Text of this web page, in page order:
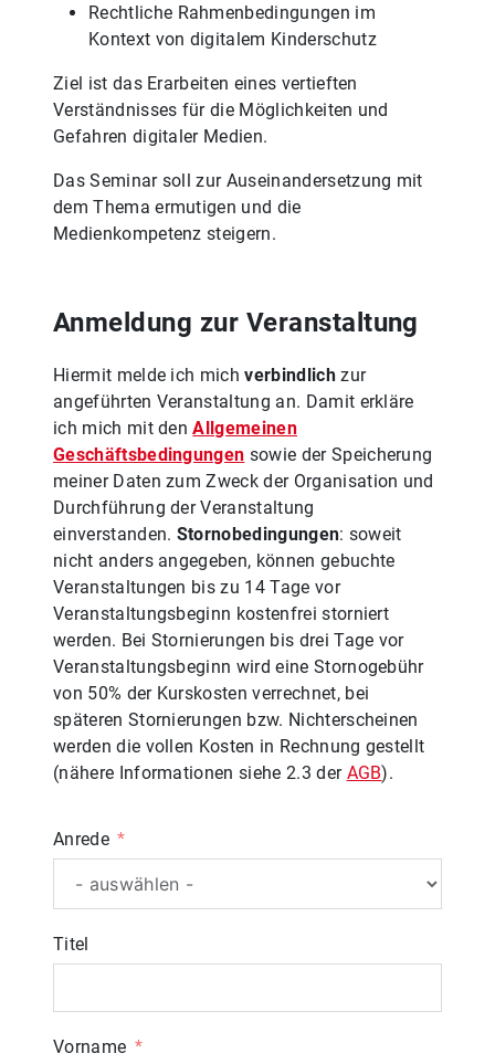
Rechtliche Rahmenbedingungen im
Kontext von digitalem Kinderschutz
Ziel ist das Erarbeiten eines vertieften
Verständnisses für die Möglichkeiten und
Gefahren digitaler Medien.
Das Seminar soll zur Auseinandersetzung mit
dem Thema ermutigen und die
Medienkompetenz steigern.
Anmeldung zur Veranstaltung
Hiermit melde ich michverbindlichzur
angeführten Veranstaltung an. Damit erkläre
ich mich mit denAllgemeinen
Geschäftsbedingungen sowie der Speicherung
meiner Daten zum Zweck der Organisation und
Durchführung der Veranstaltung
einverstanden. Stornobedingungen: soweit
nicht anders angegeben, können gebuchte
Veranstaltungen bis zu 14 Tage vor
Veranstaltungsbeginn kostenfrei storniert
werden. Bei Stornierungen bis drei Tage vor
Veranstaltungsbeginn wird eine Stornogebühr
von 50% der Kurskosten verrechnet, bei
späteren Stornierungen bzw. Nichterscheinen
werden die vollen Kosten in Rechnung gestellt
(nähere Informationen siehe 2.3 der AGB).
Anrede
Titel
Vorname